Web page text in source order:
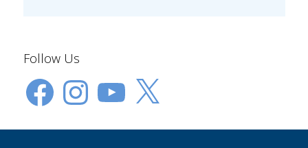
Follow Us
FacebookInstagramYouTube
X